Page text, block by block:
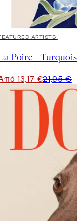
ARTISTS
Poire -
13,17 €21,95 €